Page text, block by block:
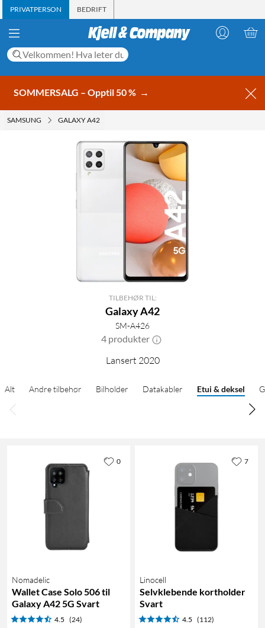
PRIVATPERSON BEDRIFT
SOMMERSALG – Opptil 50 % →
SAMSUNG GALAXY A42
TILBEHØR TIL:
Galaxy A42
SM-A426
4 produkter
Lansert 2020
Alt Andre tilbehør Bilholder Datakabler Etui & deksel
Nomadelic
Wallet Case Solo 506 til
Galaxy A42 5G Svart
4.5 (24)
0
Linocell
Selvklebende kortholder
Svart
4.5 (112)
7